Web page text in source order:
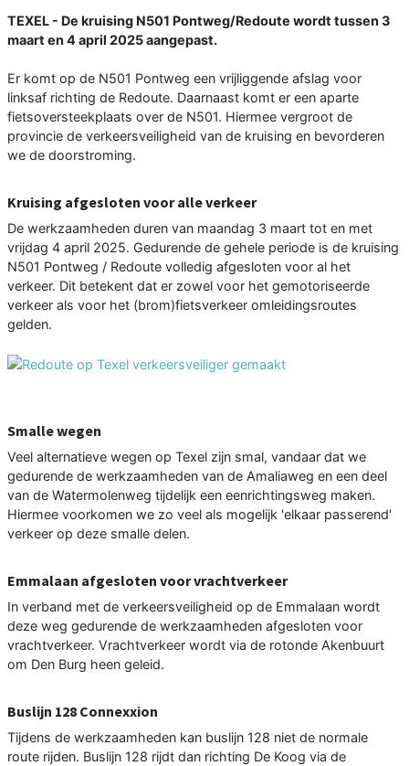
TEXEL - De kruising N501 Pontweg/Redoute wordt tussen 3
maart en 4 april 2025 aangepast.
Er komt op de N501 Pontweg een vrijliggende afslag voor
linksaf richting de Redoute. Daarnaast komt er een aparte
fietsoversteekplaats over de N501. Hiermee vergroot de
provincie de verkeersveiligheid van de kruising en bevorderen
we de doorstroming.
Kruising afgesloten voor alle verkeer
De werkzaamheden duren van maandag 3 maart tot en met
vrijdag 4 april 2025. Gedurende de gehele periode is de kruising
N501 Pontweg / Redoute volledig afgesloten voor al het
verkeer. Dit betekent dat er zowel voor het gemotoriseerde
verkeer als voor het (brom)fietsverkeer omleidingsroutes
gelden.
Smalle wegen
Veel alternatieve wegen op Texel zijn smal, vandaar dat we
gedurende de werkzaamheden van de Amaliaweg en een deel
van de Watermolenweg tijdelijk een eenrichtingsweg maken.
Hiermee voorkomen we zo veel als mogelijk 'elkaar passerend'
verkeer op deze smalle delen.
Emmalaan afgesloten voor vrachtverkeer
In verband met de verkeersveiligheid op de Emmalaan wordt
deze weg gedurende de werkzaamheden afgesloten voor
vrachtverkeer. Vrachtverkeer wordt via de rotonde Akenbuurt
om Den Burg heen geleid.
Buslijn 128 Connexxion
Tijdens de werkzaamheden kan buslijn 128 niet de normale
route rijden. Buslijn 128 rijdt dan richting De Koog via de